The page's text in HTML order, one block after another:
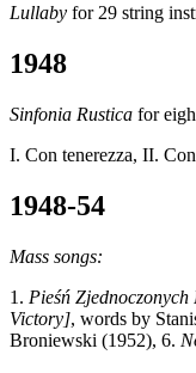
Lullaby for 29 string
1948
Sinfonia Rustica for
I. Con tenerezza, II.
1948-54
Mass songs:
1. Pieśń
Victory], words by
Broniewski (1952), 6.